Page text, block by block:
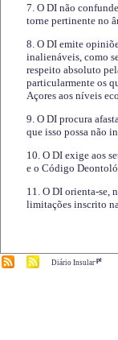
7. O DI não
torne pertinente no
8. O DI emite
inalienáveis, como
respeito absoluto
particularmente os
Açores aos níveis
9. O DI procura
que isso possa não
10. O DI exige aos
e o Código
11. O DI orienta-se,
limitações inscrito
Diário Insular.pt